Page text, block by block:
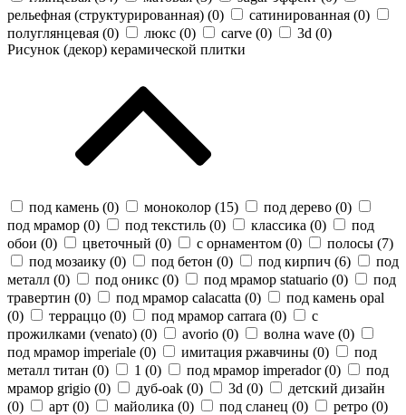
рельефная (структурированная) (0) сатинированная (0)
полуглянцевая (0) люкс (0) carve (0) 3d (0)
Рисунок (декор) керамической плитки
под камень (0) моноколор (15) под дерево (0)
под мрамор (0) под текстиль (0) классика (0)
под
обои (0) цветочный (0) с орнаментом (0) полосы (7)
под мозаику (0) под бетон (0) под кирпич (6)
под
металл (0) под оникс (0) под мрамор statuario (0)
под
травертин (0) под мрамор calacatta (0)
под камень opal
(0) терраццо (0) под мрамор carrara (0)
с
прожилками (venato) (0) avorio (0) волна wave (0)
под мрамор imperiale (0) имитация ржавчины (0)
под
металл титан (0) 1 (0) под мрамор imperador (0)
под
мрамор grigio (0) дуб-oak (0) 3d (0)
детский дизайн
(0) арт (0) майолика (0) под сланец (0) ретро (0)